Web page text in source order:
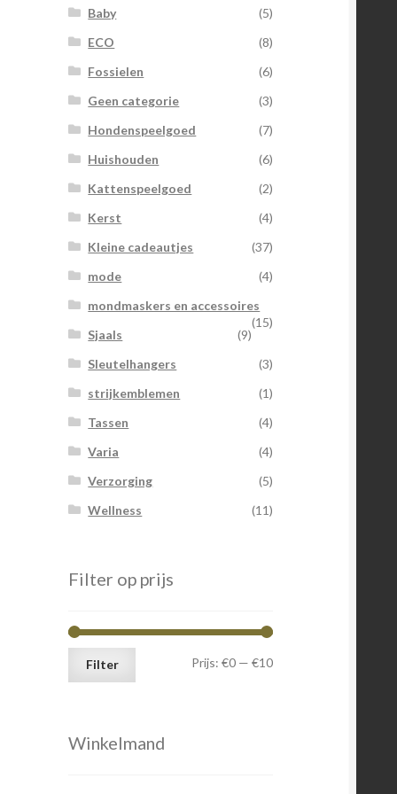
Baby
(5)
ECO
(8)
Fossielen
(6)
Geen categorie
(3)
Hondenspeelgoed
(7)
Huishouden
(6)
Kattenspeelgoed
(2)
Kerst
(4)
Kleine cadeautjes
(37)
mode
(4)
mondmaskers en accessoires
(15)
Sjaals
(9)
Sleutelhangers
(3)
strijkemblemen
(1)
Tassen
(4)
Varia
(4)
Verzorging
(5)
Wellness
(11)
Filter op prijs
Min.
Max.
Filter Prijs: €0— €10
Winkelmand